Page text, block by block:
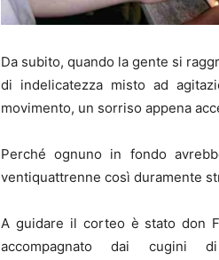
Da subito, quando la gente si
di indelicatezza misto ad
movimento, un sorriso appena
Perché ognuno in fondo
ventiquattrenne così duramente
A guidare il corteo è stato don
accompagnato dai cugini